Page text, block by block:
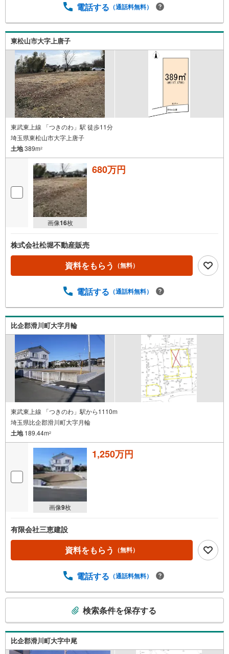
電話する （通話料無料）
東松山市大字上唐子
東武東上線 「つきのわ」駅 徒歩11分
埼玉県東松山市大字上唐子
土地389m2
画像16枚
680万円
株式会社松堀不動産販売
資料をもらう （無料）
電話する （通話料無料）
比企郡滑川町大字月輪
東武東上線 「つきのわ」駅から1110m
埼玉県比企郡滑川町大字月輪
土地189.44m2
画像9枚
1,250万円
有限会社三恵建設
資料をもらう （無料）
電話する （通話料無料）
検
索
条
検索条件を保存する
比企郡滑川町大字中尾